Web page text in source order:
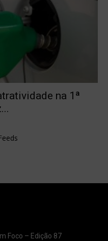
na 1ª
Foco – Edição 87